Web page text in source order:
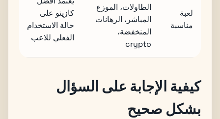
لعبة
مناسبة
الطاولات، الموزع
المباشر، الرهانات
المنخفضة،
crypto
كازينو على
حالة الاستخدام
الفعلي للاعب
كيفية الإجابة على السؤال
بشكل صحيح